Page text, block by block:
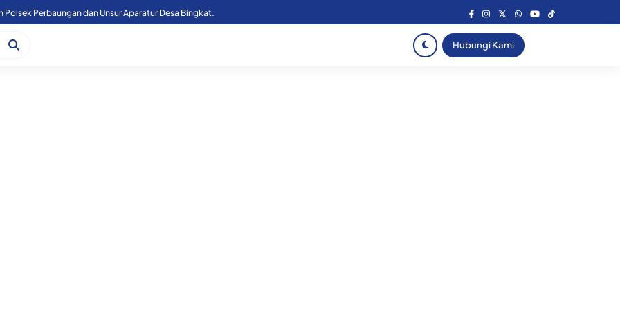
Polsek Perbaungan dan Unsur Aparatur Desa Bingkat.
Hubungi Kami